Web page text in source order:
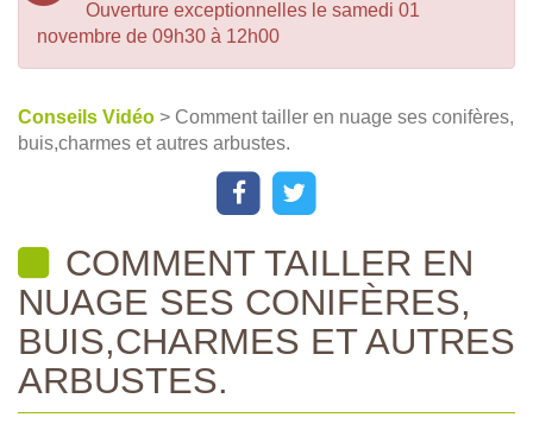
Ouverture exceptionnelles le samedi 01
novembre de 09h30 à 12h00
Conseils Vidéo > Comment tailler en nuage ses conifères,
buis,charmes et autres arbustes.
COMMENT TAILLER EN
NUAGE SES CONIFÈRES,
BUIS,CHARMES ET AUTRES
ARBUSTES.